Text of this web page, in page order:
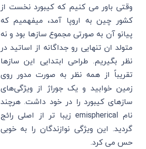
وقتی باور می کنیم که کیبورد نخست از
کشور چین به اروپا آمد، میفهمیم که
پیانو آن به صورتی مجموع سازها بود و نه
متولد ان تنها‌یی رو جداگانه از اساتید در
نظر بگیریم. طراحی ابتدایی این سازها
تقریباً از همه نظر به صورت مدور روی
زمین خوابید و یک جوراژ از ویژگی‌های
سازهای کیبورد را در خود داشت. هرچند
نام emispherical زیبا تر از اصلی رائج
گردید. این ویژگی نوازندگان را به خوبی
حس می کرد.